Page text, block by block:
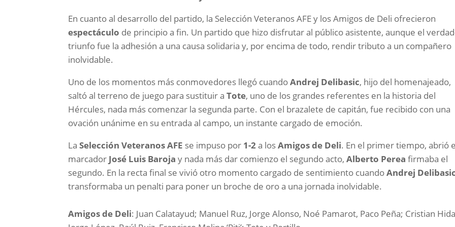
En cuanto al desarrollo del partido, la Selección Veteranos AFE y los Amigos de Deli ofrecieron
espectáculo de principio a fin. Un partido que hizo disfrutar al público asistente, aunque el
triunfo fue la adhesión a una causa solidaria y, por encima de todo, rendir tributo a un compañero
inolvidable.
Uno de los momentos más conmovedores llegó cuandoAndrej Delibasic, hijo del homenajeado,
saltó al terreno de juego para sustituir aTote, uno de los grandes referentes en la historia del
Hércules, nada más comenzar la segunda parte. Con el brazalete de capitán, fue recibido con una
ovación unánime en su entrada al campo, un instante cargado de emoción.
LaSelección Veteranos AFE se impuso por 1-2a losAmigos de Deli. En el primer tiempo, abrió
marcador José Luis Baroja y nada más dar comienzo el segundo acto,Alberto Perea firmaba el
segundo. En la recta final se vivió otro momento cargado de sentimiento cuandoAndrej Delibasic
transformaba un penalti para poner un broche de oro a una jornada inolvidable.
Amigos de Deli: Juan Calatayud; Manuel Ruz, Jorge Alonso, Noé Pamarot, Paco Peña; Cristian